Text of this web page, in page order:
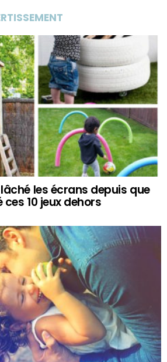
les écrans depuis que
10 jeux dehors